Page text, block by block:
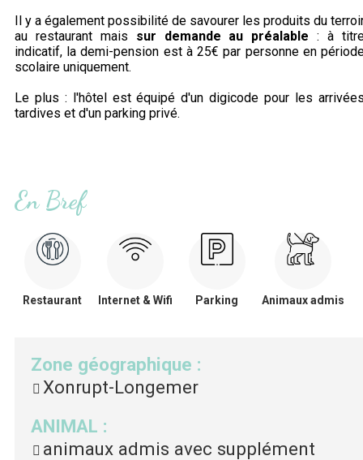
Il y a également possibilité de savourer les produits du
au restaurant mais sur demande au préalable : à
indicatif, la demi-pension est à 25€ par personne en
scolaire uniquement.
Le plus : l'hôtel est équipé d'un digicode pour les
tardives et d'un parking privé.
En Bref
Restaurant Internet & Wifi Parking Animaux admis
Zone géographique :
Xonrupt-Longemer
ANIMAL :
animaux admis avec supplément